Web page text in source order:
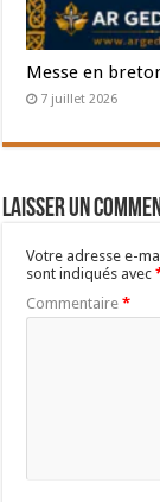
Messe en
7 juillet 2026
Laisser un
Votre adresse e-
sont indiqués avec
Commentaire*